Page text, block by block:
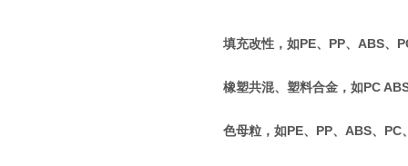
填充改性，如PE、PP、ABS、
橡塑共混、塑料合金，如PC
色母粒，如PE、PP、ABS、PC